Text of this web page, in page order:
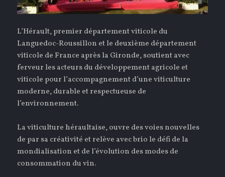
L’Hérault, premier département viticole du
Languedoc-Roussillon et le deuxième département
viticole de France après la Gironde, soutient avec
ferveur les acteurs du développement agricole et
viticole pour l’accompagnement d’une viticulture
moderne, durable et respectueuse de
l’environnement.
La viticulture héraultaise, ouvre des voies nouvelles
de par sa créativité et relève avec brio le défi de la
mondialisation et de l’évolution des modes de
consommation du vin.